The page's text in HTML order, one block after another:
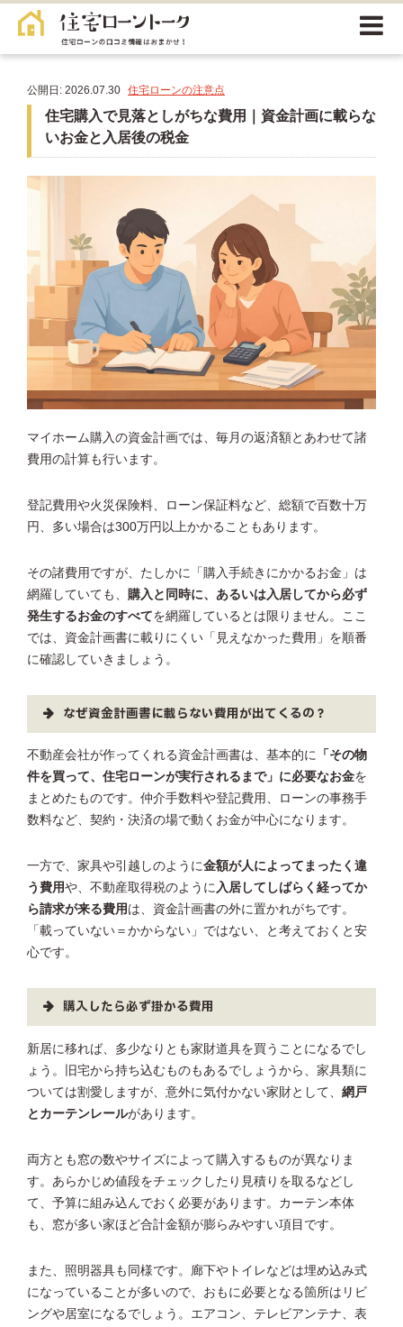
公開日: 2026.07.30 住宅ローンの注意点
住宅購入で見落としがちな費用｜資金計画に載らな
いお金と入居後の税金
マイホーム購入の資金計画では、毎月の返済額とあわせて諸
費用の計算も行います。
登記費用や火災保険料、ローン保証料など、総額で百数十万
円、多い場合は300万円以上かかることもあります。
その諸費用ですが、たしかに「購入手続きにかかるお金」は
網羅していても、
購入と同時に、あるいは入居してから必ず
発生するお金のすべてを網羅しているとは限りません。ここ
では、資金計画書に載りにくい「見えなかった費用」を順番
に確認していきましょう。
なぜ資金計画書に載らない費用が出てくるの？
不動産会社が作ってくれる資金計画書は、基本的に 「その物
件を買って、住宅ローンが実行されるまで」に必要なお金を
まとめたものです。仲介手数料や登記費用、ローンの事務手
数料など、契約・決済の場で動くお金が中心になります。
一方で、家具や引越しのように金額が人によってまったく違
う費用や、不動産取得税のように入居してしばらく経ってか
ら請求が来る費用 は、資金計画書の外に置かれがちです。
「載っていない＝かからない」ではない、と考えておくと安
心です。
購入したら必ず掛かる費用
新居に移れば、多少なりとも家財道具を買うことになるでし
ょう。旧宅から持ち込むものもあるでしょうから、家具類に
ついては割愛しますが、意外に気付かない家財として、 網戸
とカーテンレールがあります。
両方とも窓の数やサイズによって購入するものが異なりま
す。あらかじめ値段をチェックしたり見積りを取るなどし
て、予算に組み込んでおく必要があります。カーテン本体
も、窓が多い家ほど合計金額が膨らみやすい項目です。
また、照明器具も同様です。廊下やトイレなどは埋め込み式
になっていることが多いので、おもに必要となる箇所はリビ
ングや居室になるでしょう。エアコン、テレビアンテナ、表